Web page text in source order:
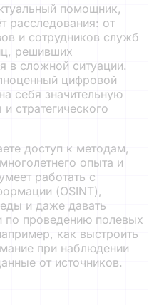
помощник,
расследования: от
и сотрудников служб
решивших
в сложной ситуации.
цифровой
себя значительную
стратегического
доступ к методам,
опыта и
работать с
(OSINT),
и даже давать
по проведению полевых
как выстроить
при наблюдении
от источников.